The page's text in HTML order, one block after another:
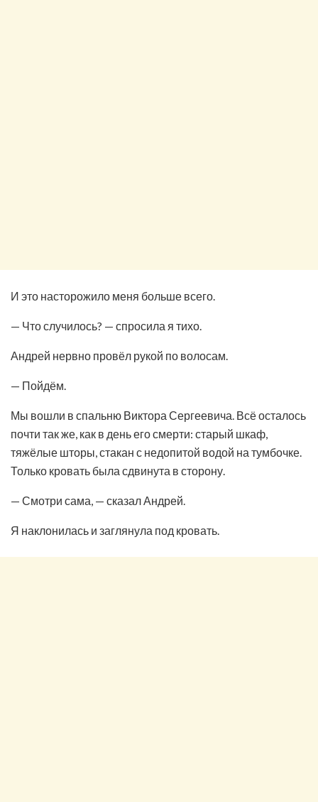
И это насторожило меня больше всего.
— Что случилось? — спросила я тихо.
Андрей нервно провёл рукой по волосам.
— Пойдём.
Мы вошли в спальню Виктора Сергеевича. Всё осталось
почти так же, как в день его смерти: старый шкаф,
тяжёлые шторы, стакан с недопитой водой на тумбочке.
Только кровать была сдвинута в сторону.
— Смотри сама, — сказал Андрей.
Я наклонилась и заглянула под кровать.